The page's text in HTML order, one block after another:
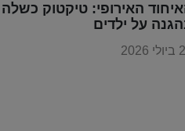
האירופי: טיקטוק כשלה
על ילדים